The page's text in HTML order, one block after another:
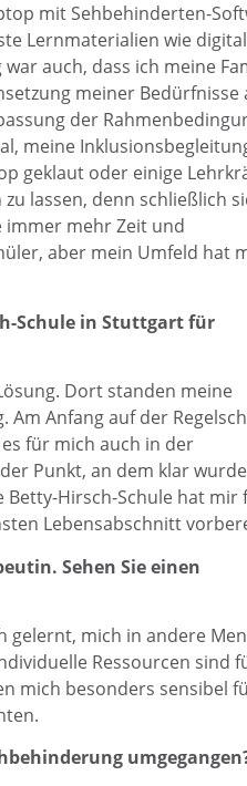
mit Sehbehinderten-
Lernmaterialien wie
auch, dass ich meine
meiner Bedürfnisse
der
meine
geklaut oder einige
lassen, denn schließlich
mehr Zeit und
aber mein Umfeld hat
Schule in Stuttgart für
Dort standen meine
Anfang auf der
für mich auch in der
Punkt, an dem klar
Hirsch-Schule hat mir
Lebensabschnitt
Sehen Sie einen
gelernt, mich in andere
Ressourcen sind
mich besonders sensibel